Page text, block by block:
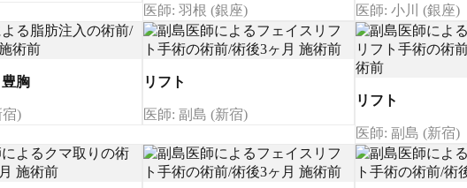
医師: 羽根 (銀座) 医師: 小川 (銀座)
胸
宿)
リフト
医師: 副島 (新宿)
リフト
医師: 副島 (新宿)